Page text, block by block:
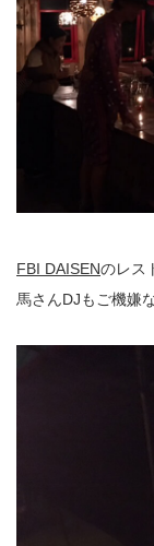
FBI DAISENのレス
馬さんDJもご機嫌